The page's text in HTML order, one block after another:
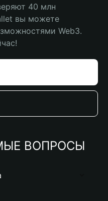
40 млн
вы можете
Web3.
ВОПРОСЫ